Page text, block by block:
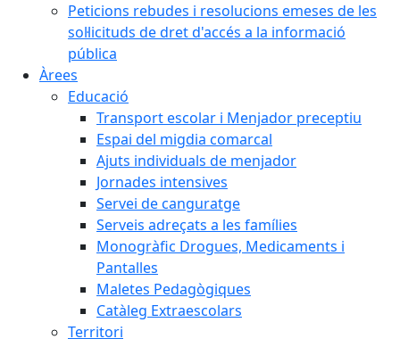
Peticions rebudes i resolucions emeses de les
sol·licituds de dret d'accés a la informació
pública
Àrees
Educació
Transport escolar i Menjador preceptiu
Espai del migdia comarcal
Ajuts individuals de menjador
Jornades intensives
Servei de canguratge
Serveis adreçats a les famílies
Monogràfic Drogues, Medicaments i
Pantalles
Maletes Pedagògiques
Catàleg Extraescolars
Territori